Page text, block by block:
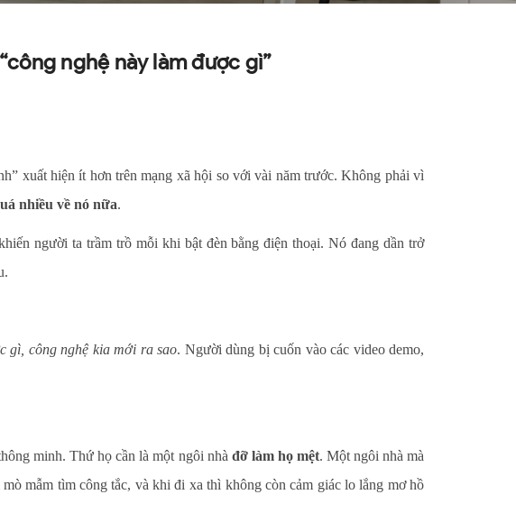
nghệ này làm được gì”
xuất hiện ít hơn trên mạng xã hội so với vài năm trước. Không phải vì
nhiều về nó nữa.
người ta trầm trồ mỗi khi bật đèn bằng điện thoại. Nó đang dần trở
gì, công nghệ kia mới ra sao. Người dùng bị cuốn vào các video demo,
minh. Thứ họ cần là một ngôi nhà đỡ làm họ mệt. Một ngôi nhà mà
mẫm tìm công tắc, và khi đi xa thì không còn cảm giác lo lắng mơ hồ